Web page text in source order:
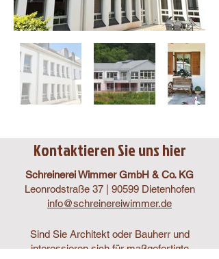
Kontaktieren Sie uns hier
Schreinerei Wimmer GmbH & Co. KG
Leonrodstraße 37 | 90599 Dietenhofen
info@schreinereiwimmer.de
Sind Sie Architekt oder Bauherr und
interessieren sich für maßgefertigte